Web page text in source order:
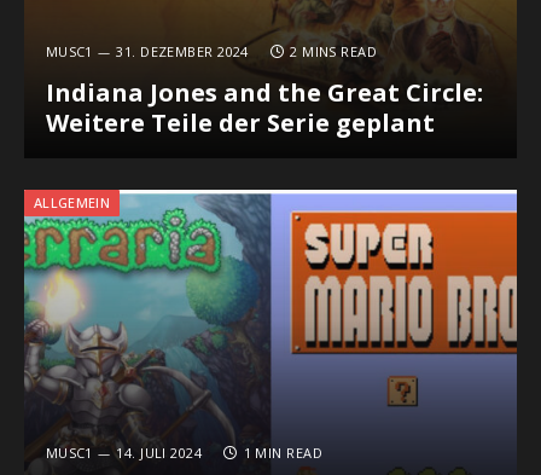
MUSC1 31. DEZEMBER 2024 2 MINS READ
Indiana Jones and the Great Circle:
Weitere Teile der Serie geplant
ALLGEMEIN
MUSC1 14. JULI 2024 1 MIN READ